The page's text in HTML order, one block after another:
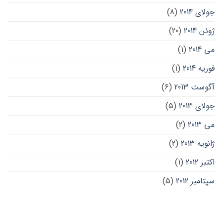
جولای 2014
(8)
ژوئن 2014
(20)
می 2014
(1)
فوریه 2014
(1)
آگوست 2013
(6)
جولای 2013
(5)
می 2013
(2)
ژانویه 2013
(2)
اکتبر 2012
(1)
سپتامبر 2012
(5)